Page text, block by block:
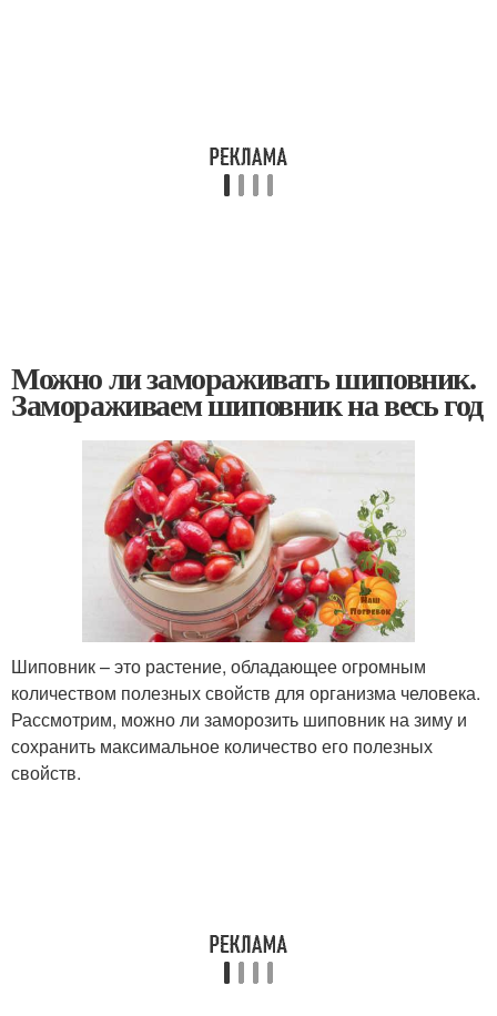
Можно ли замораживать шиповник.
Замораживаем шиповник на весь год
Шиповник – это растение, обладающее огромным
количеством полезных свойств для организма человека.
Рассмотрим, можно ли заморозить шиповник на зиму и
сохранить максимальное количество его полезных
свойств.